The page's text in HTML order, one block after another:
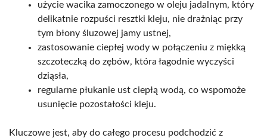
użycie wacika zamoczonego w oleju jadalnym, który
delikatnie rozpuści resztki kleju, nie drażniąc przy
tym błony śluzowej jamy ustnej,
zastosowanie ciepłej wody w połączeniu z miękką
szczoteczką do zębów, która łagodnie wyczyści
dziąsła,
regularne płukanie ust ciepłą wodą, co wspomoże
usunięcie pozostałości kleju.
Kluczowe jest, aby do całego procesu podchodzić z